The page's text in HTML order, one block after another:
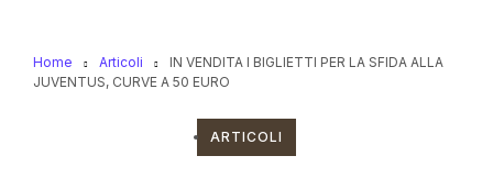
Home Articoli
IN VENDITA I BIGLIETTI PER LA SFIDA ALLA
JUVENTUS, CURVE A 50 EURO
ARTICOLI